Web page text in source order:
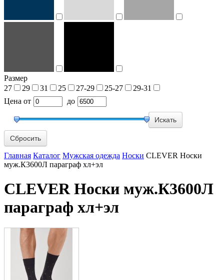
Размер
27
29 31 25 27-29 25-27
29-31
Цена от до
Сбросить
Главная Каталог Мужская одежда Носки CLEVER Носки
муж.К3600Л параграф хл+эл
CLEVER Носки муж.К3600Л
параграф хл+эл